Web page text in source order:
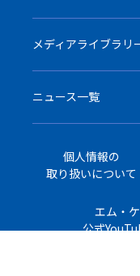
メディアライブラリ
ニュース一覧
個人情報の
取り扱いについて
エム・
公式